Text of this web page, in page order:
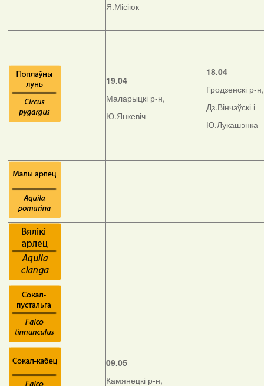
Я.Місіюк
19.04
Маларыцкі р-н,
Ю.Янкевіч
18.04
Гродзенскі р-н,
Дз.Вінчэўскі і
Ю.Лукашэнка
09.05
Камянецкі р-н,